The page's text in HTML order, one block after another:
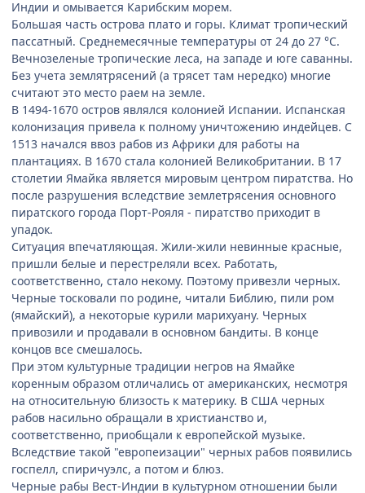
Индии и омывается Карибским морем.
Большая часть острова плато и горы. Климат тропический
пассатный. Среднемесячные температуры от 24 до 27 °С.
Вечнозеленые тропические леса, на западе и юге саванны.
Без учета землятрясений (а трясет там нередко) многие
считают это место раем на земле.
В 1494-1670 остров являлся колонией Испании. Испанская
колонизация привела к полному уничтожению индейцев. С
1513 начался ввоз рабов из Африки для работы на
плантациях. В 1670 стала колонией Великобритании. В 17
столетии Ямайка является мировым центром пиратства. Но
после разрушения вследствие землетрясения основного
пиратского города Порт-Рояля - пиратство приходит в
упадок.
Ситуация впечатляющая. Жили-жили невинные красные,
пришли белые и перестреляли всех. Работать,
соответственно, стало некому. Поэтому привезли черных.
Черные тосковали по родине, читали Библию, пили ром
(ямайский), а некоторые курили марихуану. Черных
привозили и продавали в основном бандиты. В конце
концов все смешалось.
При этом культурные традиции негров на Ямайке
коренным образом отличались от американских, несмотря
на относительную близость к материку. В США черных
рабов насильно обращали в христианство и,
соответственно, приобщали к европейской музыке.
Вследствие такой "европеизации" черных рабов появились
госпелл, спиричуэлс, а потом и блюз.
Черные рабы Вест-Индии в культурном отношении были